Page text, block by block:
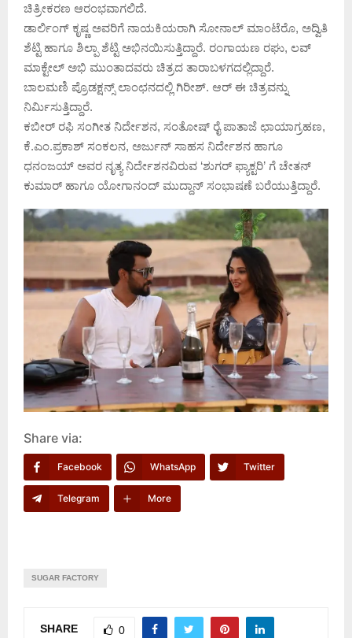
ಚಿತ್ರೀಕರಣ ಆರಂಭವಾಗಲಿದೆ.
ಡಾರ್ಲಿಂಗ್ ಕೃಷ್ಣ ಅವರಿಗೆ ನಾಯಕಿಯರಾಗಿ ಸೋನಾಲ್ ಮಾಂಟೆರೊ, ಅದ್ವಿತಿ
ಶೆಟ್ಟಿ ಹಾಗೂ ಶಿಲ್ಪಾ ಶೆಟ್ಟಿ ಅಭಿನಯಿಸುತ್ತಿದ್ದಾರೆ. ರಂಗಾಯಣ ರಘು, ಲವ್
ಮಾಕ್ಟೇಲ್ ಅಭಿ ಮುಂತಾದವರು ಚಿತ್ರದ ತಾರಾಬಳಗದಲ್ಲಿದ್ದಾರೆ.
ಬಾಲಮಣಿ ಪ್ರೊಡಕ್ಷನ್ಸ್ ಲಾಂಛನದಲ್ಲಿ ಗಿರೀಶ್. ಆರ್ ಈ ಚಿತ್ರವನ್ನು
ನಿರ್ಮಿಸುತ್ತಿದ್ದಾರೆ.‌
ಕಬೀರ್ ರಫಿ ಸಂಗೀತ ನಿರ್ದೇಶನ, ಸಂತೋಷ್ ರೈ ಪಾತಾಜೆ ಛಾಯಾಗ್ರಹಣ,
ಕೆ.ಎಂ.ಪ್ರಕಾಶ್ ಸಂಕಲನ, ಅರ್ಜುನ್ ಸಾಹಸ ನಿರ್ದೇಶನ ಹಾಗೂ
‌ಧನಂಜಯ್ ಅವರ ನೃತ್ಯ ನಿರ್ದೇಶನವಿರುವ ‘ಶುಗರ್ ಫ್ಯಾಕ್ಟರಿ’ ಗೆ ಚೇತನ್
ಕುಮಾರ್ ಹಾಗೂ ಯೋಗಾನಂದ್ ಮುದ್ದಾನ್ ಸಂಭಾಷಣೆ ಬರೆಯುತ್ತಿದ್ದಾರೆ.
Share via:
Facebook WhatsApp Twitter
Telegram More
SUGAR FACTORY
SHARE 0